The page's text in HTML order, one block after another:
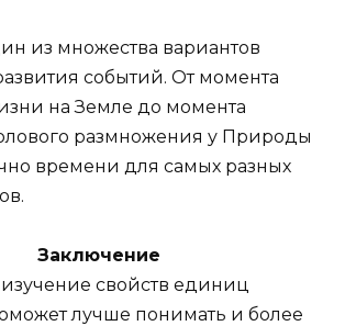
из множества вариантов
событий. От момента
на Земле до момента
размножения у Природы
времени для самых разных
Заключение
свойств единиц
лучше понимать и более